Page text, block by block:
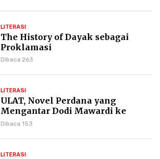
LITERASI
The History of Dayak sebagai
Proklamasi
Dibaca 263
LITERASI
ULAT, Novel Perdana yang
Mengantar Dodi Mawardi ke
Puncak Karier Kepenulisan
Dibaca 153
LITERASI